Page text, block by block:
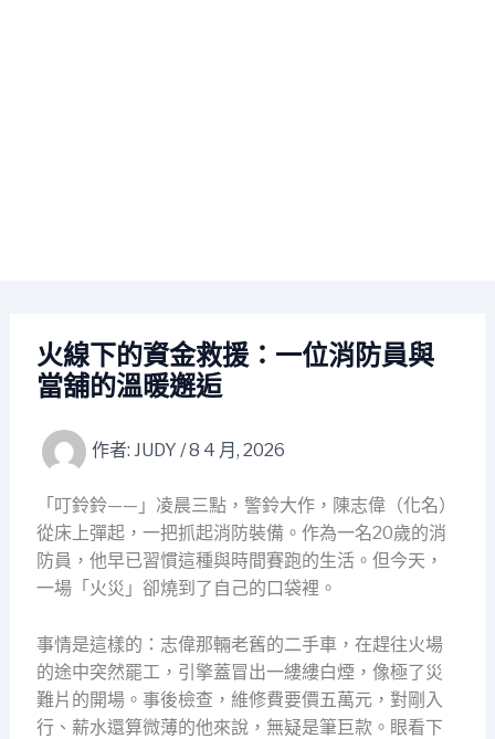
火線下的資金救援：一位消防員與
當舖的溫暖邂逅
作者: JUDY /8 4 月, 2026
「叮鈴鈴——」凌晨三點，警鈴大作，陳志偉（化名）
從床上彈起，一把抓起消防裝備。作為一名20歲的消
防員，他早已習慣這種與時間賽跑的生活。但今天，
一場「火災」卻燒到了自己的口袋裡。
事情是這樣的：志偉那輛老舊的二手車，在趕往火場
的途中突然罷工，引擎蓋冒出一縷縷白煙，像極了災
難片的開場。事後檢查，維修費要價五萬元，對剛入
行、薪水還算微薄的他來說，無疑是筆巨款。眼看下